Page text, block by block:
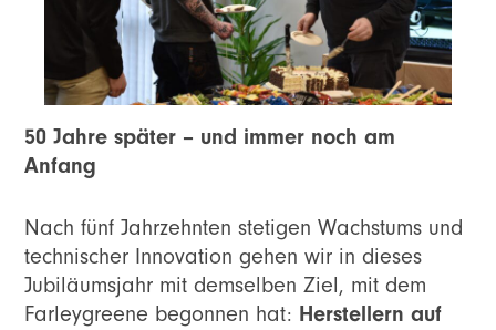
50 Jahre später – und immer noch am
Anfang
Nach fünf Jahrzehnten stetigen Wachstums und
technischer Innovation gehen wir in dieses
Jubiläumsjahr mit demselben Ziel, mit dem
Farleygreene begonnen hat: Herstellern auf